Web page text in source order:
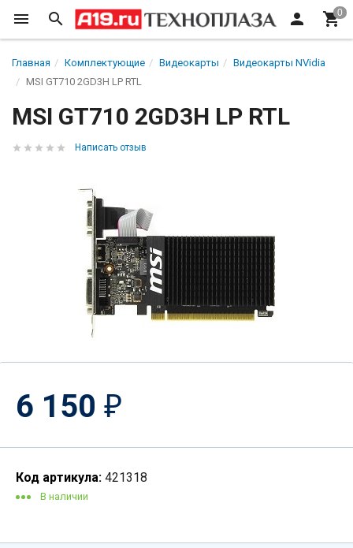
Главная Комплектующие Видеокарты
Видеокарты NVidia
MSI GT710 2GD3H LP RTL
MSI GT710 2GD3H LP RTL
Написать отзыв
6 150 ₽
Код артикула: 421318
В наличии